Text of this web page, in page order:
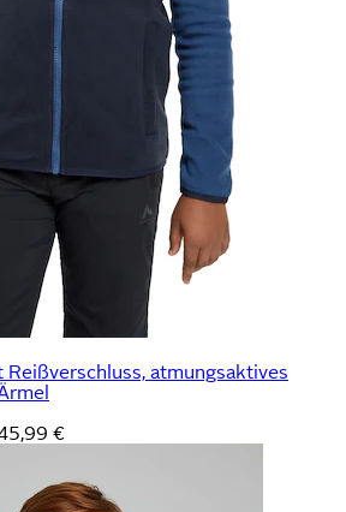
Reißverschluss, atmungsaktives
€